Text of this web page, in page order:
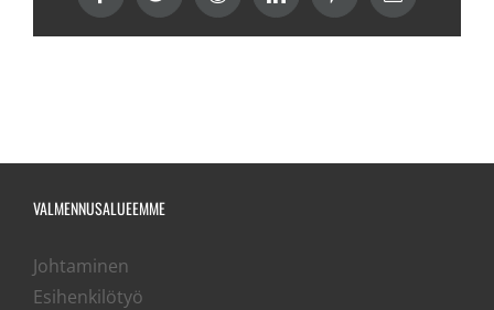
VALMENNUSALUEEMME
Johtaminen
Esihenkilötyö